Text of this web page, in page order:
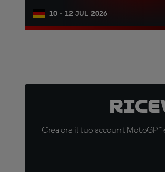
10 - 12 JUL 2026
Crea ora il tuo account